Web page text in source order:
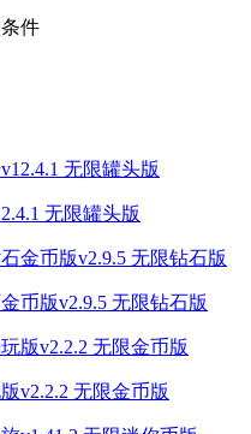
件
无限罐头版
币版v2.9.5 无限钻石版
v2.2.2 无限金币版